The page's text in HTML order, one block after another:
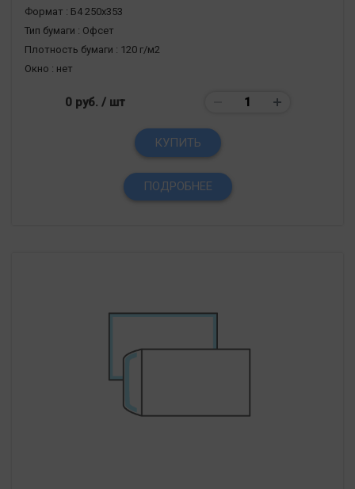
Формат : Б4 250х353
Тип бумаги : Офсет
Плотность бумаги : 120 г/м2
Окно : нет
0 руб. / шт
КУПИТЬ
ПОДРОБНЕЕ